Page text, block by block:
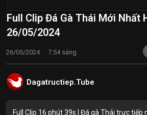
Full Clip Đá Gà Thái Mới Nhất
26/05/2024
26/05/2024 7:54 sáng
Dagatructiep.Tube
Full Clip 16 phút 39s | Đá gà Thái trực tiếp